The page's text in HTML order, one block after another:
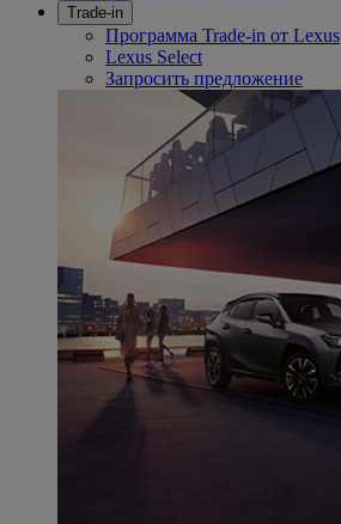
Trade-in
Программа Trade-in от Lexus
Lexus Select
Запросить предложение